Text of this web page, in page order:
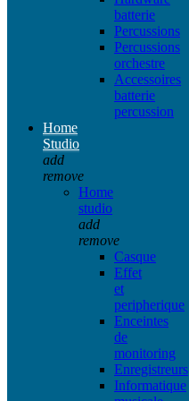
batterie
Percussions
Percussions
orchestre
Accessoires
batterie
percussion
Home
Studio
add
remove
Home
studio
add
remove
Casque
Effet
et
peripherique
Enceintes
de
monitoring
Enregistreurs
Informatique